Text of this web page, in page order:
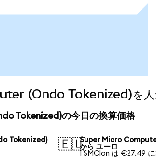
(Ondo Tokenized)を人気
Tokenized)の今日の換算価格
Tokenized)
🇪🇺Super Micro
から ユーロ
1 SMCIon は €27.49 に